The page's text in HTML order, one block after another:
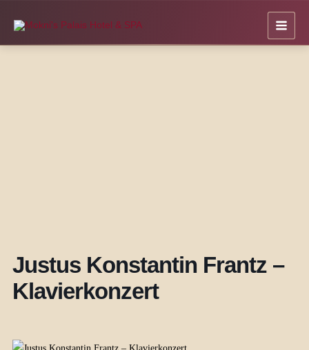
Inhalt
springen
Justus Konstantin Frantz –
Klavierkonzert